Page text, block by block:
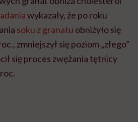
wykazały, że po roku
soku z granatu obniżyło się
zmniejszył się poziom „złego”
się proces zwężania tętnicy